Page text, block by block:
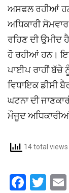
ਅਸਫਲ ਰਹੀਆਂ
ਅਧਿਕਾਰੀ
ਰਹਿਣ ਦੀ ਉਮੀਦ
ਹੋ ਰਹੀਆਂ ਹਨ।
ਪਾਈਪ ਰਾਹੀਂ
ਵਿਧਾਇਕ ਡੀਸੀ
ਘਟਨਾ ਦੀ
ਮੌਜੂਦ ਅਧਿਕਾਰੀਆਂ
14 total views
F
T